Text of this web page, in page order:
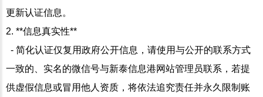
更新认证信息。
2. **信息真实性**
- 简化认证仅复用政府公开信息，请使用与公开的联系方式
一致的、实名的微信号与新泰信息港网站管理员联系，若提
供虚假信息或冒用他人资质，将依法追究责任并永久限制账